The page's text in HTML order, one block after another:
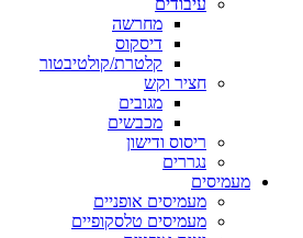
עיבודים
מחרשה
דיסקוס
קלטרת/קולטיבטור
חציר וקש
מגובים
מכבשים
ריסוס ודישון
נגררים
מעמיסים
מעמיסים אופניים
מעמיסים טלסקופיים